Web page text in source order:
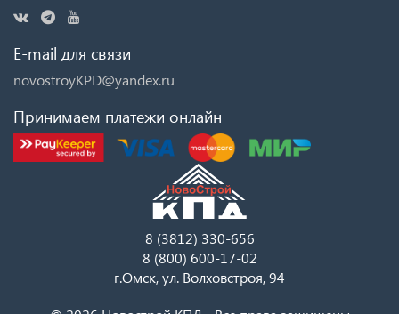
E-mail для связи
novostroyKPD@yandex.ru
Принимаем платежи онлайн
8 (3812) 330-656
8 (800) 600-17-02
г.Омск, ул. Волховстроя, 94